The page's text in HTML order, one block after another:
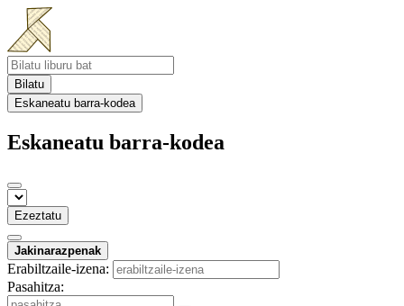
Bilatu
Eskaneatu barra-kodea
Eskaneatu barra-kodea
Ezeztatu
Jakinarazpenak
Erabiltzaile-izena:
Pasahitza: